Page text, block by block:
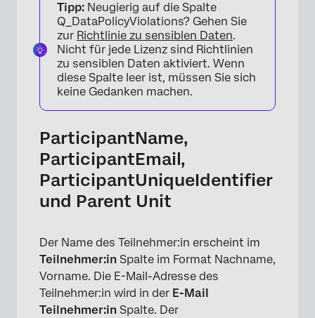
Tipp: Neugierig auf die Spalte
Q_DataPolicyViolations? Gehen Sie
zur Richtlinie zu sensiblen Daten.
Nicht für jede Lizenz sind Richtlinien
zu sensiblen Daten aktiviert. Wenn
diese Spalte leer ist, müssen Sie sich
keine Gedanken machen.
ParticipantName,
ParticipantEmail,
ParticipantUniqueIdentifier
und Parent Unit
Der Name des Teilnehmer:in erscheint im
Teilnehmer:in Spalte im Format Nachname,
Vorname. Die E-Mail-Adresse des
Teilnehmer:in wird in der E-Mail
Teilnehmer:in Spalte. Der